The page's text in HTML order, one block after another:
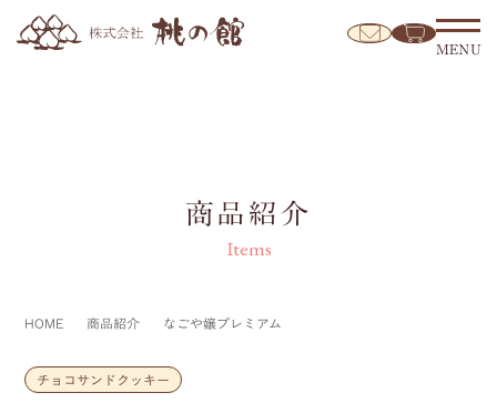
MENU
商品紹介
Items
HOME 商品紹介 なごや嬢プレミアム
チョコサンドクッキー